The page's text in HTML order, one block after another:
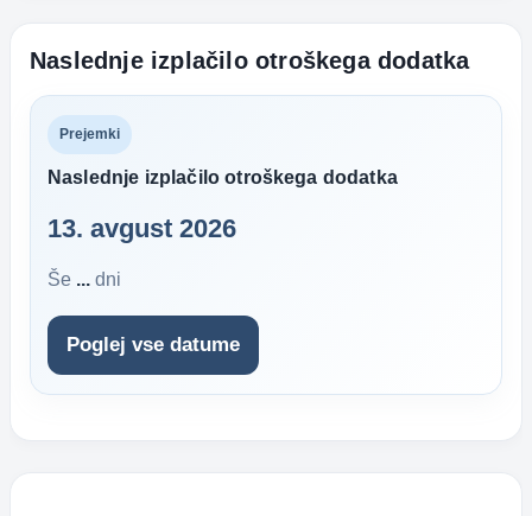
Naslednje izplačilo otroškega dodatka
Prejemki
Naslednje izplačilo otroškega dodatka
13. avgust 2026
Še ... dni
Poglej vse datume